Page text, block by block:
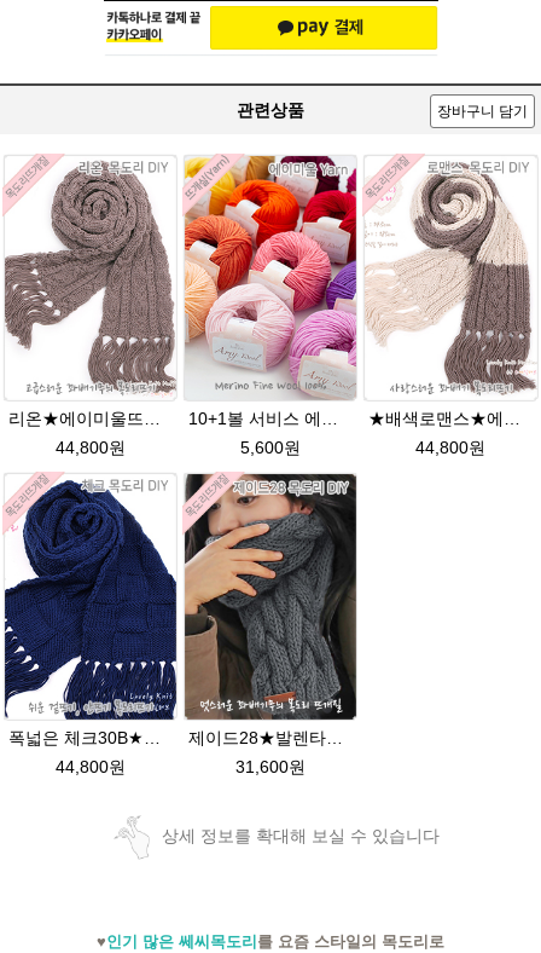
관련상품 장바구니 담기
리온★에이미울뜨개실 목도리뜨기 뜨개질DIY
44,800원
10+1볼 서비스 에이미울 /부드러운 털실/따뜻한 뜨개실/뜨개질실/바라클라바/목도리털실/뜨게실/뜨게질/손뜨개질실 소프트메리노울 부드러운뜨개실
5,600원
★배색로맨스★에이미울 겨울뜨개실 목도리뜨기 왕초보뜨개질만들기
44,800원
44,800원
31,600원
상세 정보를 확대해 보실 수 있습니다
♥인기 많은 쎄씨목도리 를 요즘 스타일의 목도리로